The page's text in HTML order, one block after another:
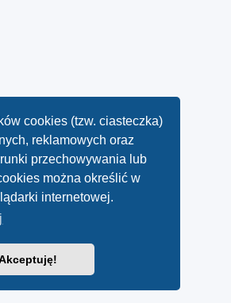
cookies (tzw. ciasteczka)
reklamowych oraz
przechowywania lub
można określić w
internetowej.